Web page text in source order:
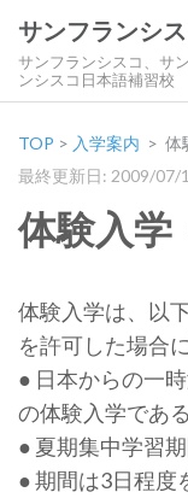
サンフランシ
サンフランシスコ、サ
ンシスコ日本語補習校
TOP > 入学案内 > 体
最終更新日: 2009/07/
体験入学
体験入学は、以
を許可した場合
● 日本からの一
の体験入学であ
● 夏期集中学習
● 期間は3日程度